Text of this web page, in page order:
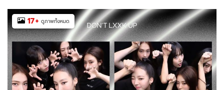
17+ ดูภาพทั้งหมด